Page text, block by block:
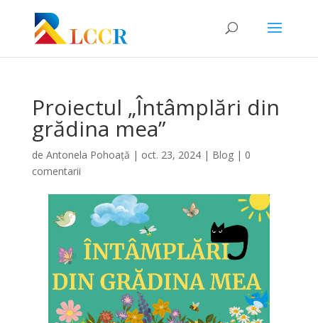
Proiectul „Întâmplări din
grădina mea”
de Antonela Pohoață | oct. 23, 2024| Blog| 0
comentarii